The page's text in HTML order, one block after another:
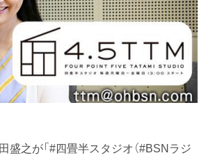
盛之が「#四畳半スタジオ（#BSNラジ